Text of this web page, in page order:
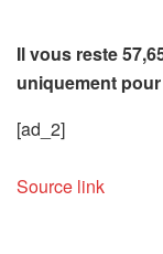
Il vous reste
uniquement
[ad_2]
Source link